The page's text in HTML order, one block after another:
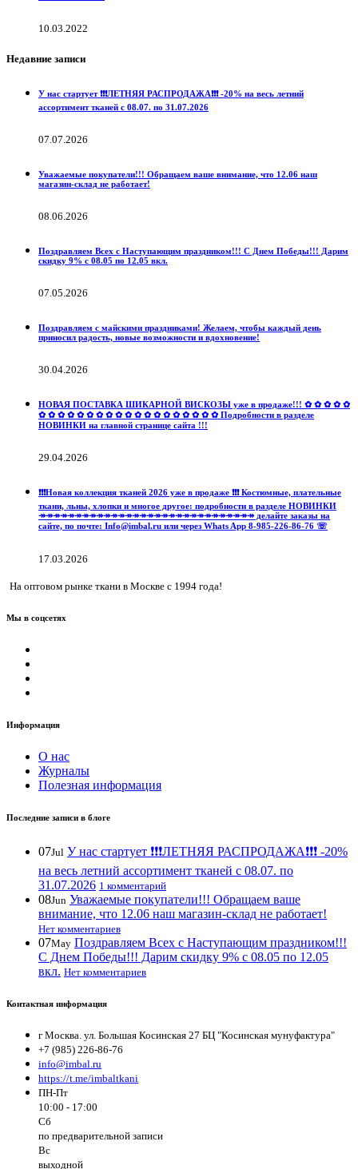
10.03.2022
Недавние записи
У нас стартует ❗️❗️❗️ЛЕТНЯЯ РАСПРОДАЖА❗️❗️❗️ -20% на весь летний
ассортимент тканей с 08.07. по 31.07.2026
07.07.2026
Уважаемые покупатели!!! Обращаем ваше внимание, что 12.06 наш
магазин-склад не работает!
08.06.2026
Поздравляем Всех с Наступающим праздником!!! С Днем Победы!!! Дарим
скидку 9% с 08.05 по 12.05 вкл.
07.05.2026
Поздравляем с майскими праздниками! Желаем, чтобы каждый день
приносил радость, новые возможности и вдохновение!
30.04.2026
НОВАЯ ПОСТАВКА ШИКАРНОЙ ВИСКОЗЫ уже в продаже!!! ✿ ✿ ✿ ✿ ✿
✿ ✿ ✿ ✿ ✿ ✿ ✿ ✿ ✿ ✿ ✿ ✿ ✿ ✿ ✿ ✿ ✿ ✿ ✿ Подробности в разделе
НОВИНКИ на главной странице сайта !!!
29.04.2026
❗️❗️❗️Новая коллекция тканей 2026 уже в продаже ❗️❗️❗️ Костюмные, плательные
ткани, льны, хлопки и многое другое: подробности в разделе НОВИНКИ
↠↠↠↠↠↠↠↠↠↠↠↠↠↠↠↠↠↠↠↠↠↠↠↠↠↠↠↠↠↠ делайте заказы на
сайте, по почте: Info@imbal.ru или через Whats App 8-985-226-86-76 ☏
17.03.2026
На оптовом рынке ткани в Москве с 1994 года!
Мы в соцсетях
Информация
О нас
Журналы
Полезная информация
Последние записи в блоге
07Jul У нас стартует ❗️❗️❗️ЛЕТНЯЯ РАСПРОДАЖА❗️❗️❗️ -20%
на весь летний ассортимент тканей с 08.07. по
31.07.2026 1 комментарий
08Jun Уважаемые покупатели!!! Обращаем ваше
внимание, что 12.06 наш магазин-склад не работает!
Нет комментариев
07May Поздравляем Всех с Наступающим праздником!!!
С Днем Победы!!! Дарим скидку 9% с 08.05 по 12.05
вкл. Нет комментариев
Контактная информация
г Москва. ул. Большая Косинская 27 БЦ "Косинская мунуфактура"
+7 (985) 226-86-76
info@imbal.ru
https://t.me/imbaltkani
ПН-Пт
10:00 - 17:00
Сб
по предварительной записи
Вс
выходной